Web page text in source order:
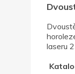
laseru